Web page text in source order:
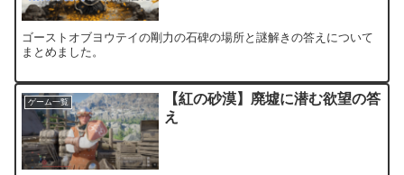
ゴーストオブヨウテイの剛力の石碑の場所と謎解きの答えについて
まとめました。
ゲーム一覧
【紅の砂漠】廃墟に潜む欲望の答
え